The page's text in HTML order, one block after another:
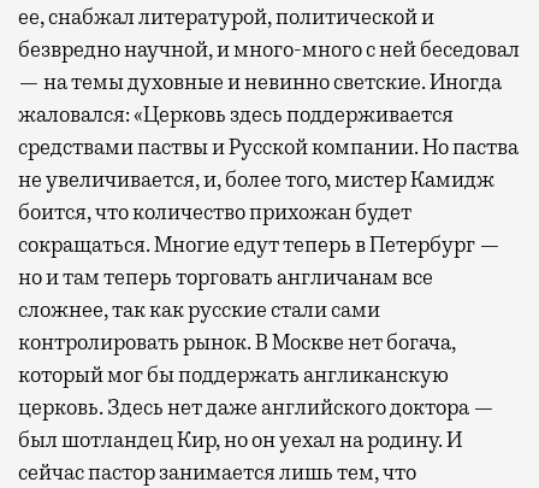
ее, снабжал литературой, политической и
безвредно научной, и много-много с ней беседовал
— на темы духовные и невинно светские. Иногда
жаловался: «Церковь здесь поддерживается
средствами паствы и Русской компании. Но паства
не увеличивается, и, более того, мистер Камидж
боится, что количество прихожан будет
сокращаться. Многие едут теперь в Петербург —
но и там теперь торговать англичанам все
сложнее, так как русские стали сами
контролировать рынок. В Москве нет богача,
который мог бы поддержать англиканскую
церковь. Здесь нет даже английского доктора —
был шотландец Кир, но он уехал на родину. И
сейчас пастор занимается лишь тем, что